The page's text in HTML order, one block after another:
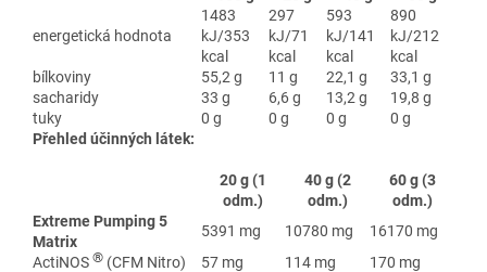
energetická hodnota
1483
kJ/353
kcal
297
kJ/71
kcal
593
kJ/141
kcal
890
kJ/212
kcal
bílkoviny
55,2 g 11 g 22,1 g
33,1 g
sacharidy
33 g 6,6 g 13,2 g
19,8 g
tuky
0 g 0 g 0 g
0 g
Přehled účinných látek:
20 g (1
odm.)
40 g (2
odm.)
60 g (3
odm.)
Extreme Pumping 5
Matrix
5391 mg 10780 mg
16170 mg
ActiNOS ® (CFM Nitro) 57 mg 114 mg
170 mg